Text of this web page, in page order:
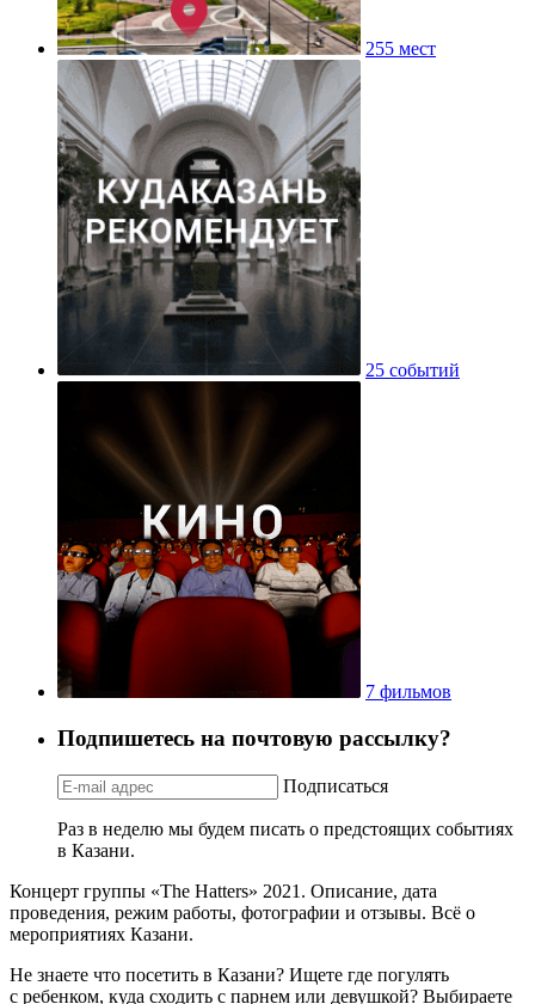
255 мест
25 событий
7 фильмов
Подпишетесь на почтовую рассылку?
Подписаться
Раз в неделю мы будем писать о предстоящих событиях
в Казани.
Концерт группы «The Hatters» 2021. Описание, дата
проведения, режим работы, фотографии и отзывы. Всё о
мероприятиях Казани.
Не знаете что посетить в Казани? Ищете где погулять
с ребенком, куда сходить с парнем или девушкой? Выбираете